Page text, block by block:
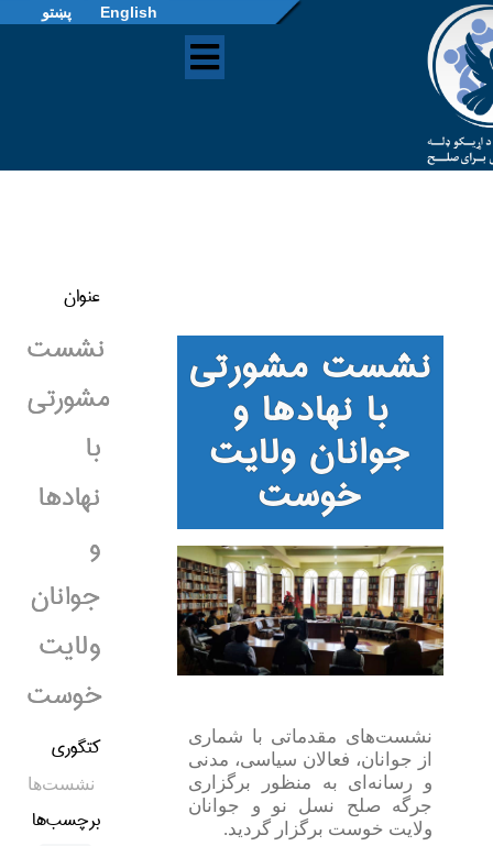
پښتو English
عنوان
نشست
مشورتی
با
نهاد‌ها
و
جوانان
ولایت
خوست
کتگوری
نشست‌ها
برچسب‌ها
نشست مشورتی
با نهاد‌ها و
جوانان ولایت
خوست
نشست‌های مقدماتی با شماری
از جوانان، فعالان سیاسی، مدنی
و رسانه‌ای به منظور برگزاری
جرگه صلح نسل نو و جوانان
ولایت خوست برگزار گردید.